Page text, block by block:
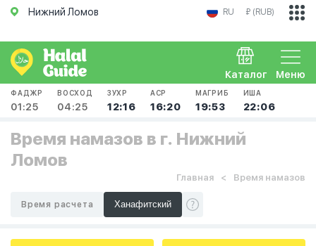
Нижний Ломов RU ₽ (RUB)
Меню
Каталог
ФАДЖР
01:25
ВОСХОД
04:25
ЗУХР
12:16
АСР
16:20
МАГРИБ
19:53
ИША
22:06
Время намазов в г. Нижний
Ломов
Главная Время намазов
Время расчета